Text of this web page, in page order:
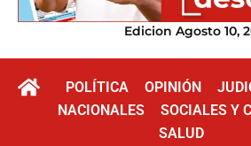
Edicion Agosto 10,
POLÍTICA OPINIÓN
NACIONALES
SOCIALES Y
SALUD